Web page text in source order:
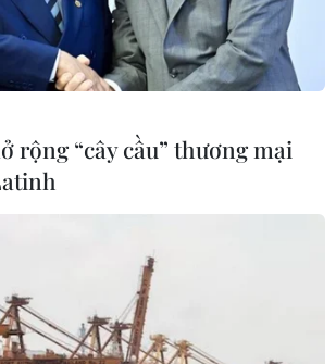
Mỹ phán xét tình hình
rộng “cây cầu” thương mại